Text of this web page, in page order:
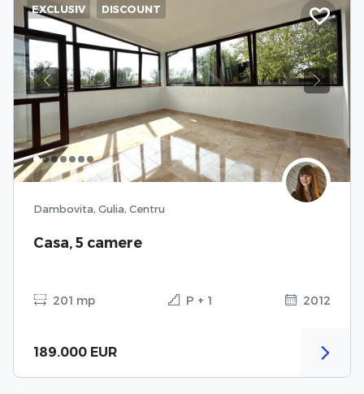
Previous Next
EXCLUSIV DISCOUNT
Dambovita, Gulia, Centru
Casa, 5 camere
201 mp P + 1 2012
189.000 EUR